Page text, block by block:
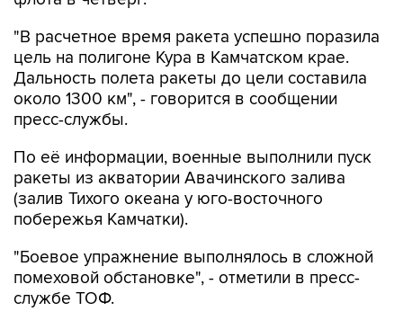
"В расчетное время ракета успешно поразила
цель на полигоне Кура в Камчатском крае.
Дальность полета ракеты до цели составила
около 1300 км", - говорится в сообщении
пресс-службы.
По её информации, военные выполнили пуск
ракеты из акватории Авачинского залива
(залив Тихого океана у юго-восточного
побережья Камчатки).
"Боевое упражнение выполнялось в сложной
помеховой обстановке", - отметили в пресс-
службе ТОФ.